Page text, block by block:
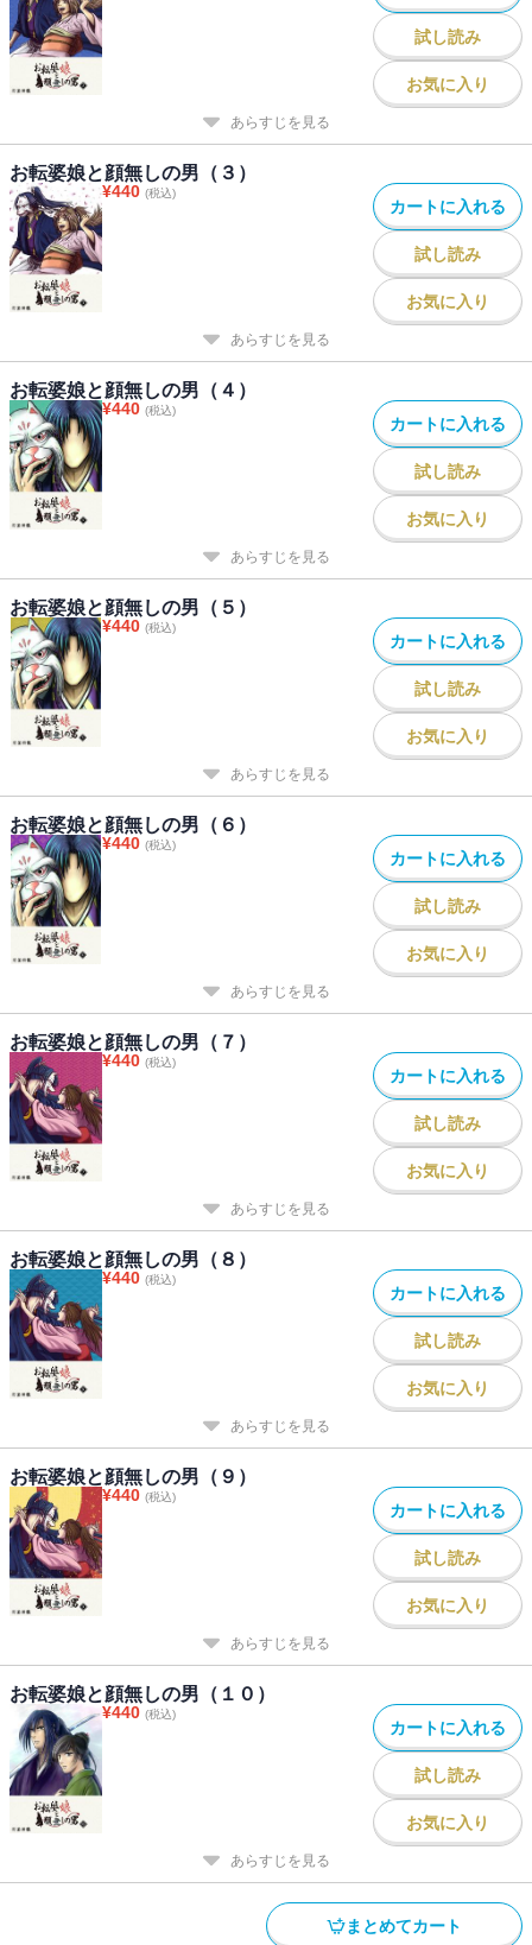
試し読み
お気に入り
あらすじを見る
お転婆娘と顔無しの男（３）
¥440 (税込)
カートに入れる
試し読み
お気に入り
あらすじを見る
お転婆娘と顔無しの男（４）
¥440 (税込)
カートに入れる
試し読み
お気に入り
あらすじを見る
お転婆娘と顔無しの男（５）
¥440 (税込)
カートに入れる
試し読み
お気に入り
あらすじを見る
お転婆娘と顔無しの男（６）
¥440 (税込)
カートに入れる
試し読み
お気に入り
あらすじを見る
お転婆娘と顔無しの男（７）
¥440 (税込)
カートに入れる
試し読み
お気に入り
あらすじを見る
お転婆娘と顔無しの男（８）
¥440 (税込)
カートに入れる
試し読み
お気に入り
あらすじを見る
お転婆娘と顔無しの男（９）
¥440 (税込)
カートに入れる
試し読み
お気に入り
あらすじを見る
お転婆娘と顔無しの男（１０）
¥440 (税込)
カートに入れる
試し読み
お気に入り
あらすじを見る
まとめてカート